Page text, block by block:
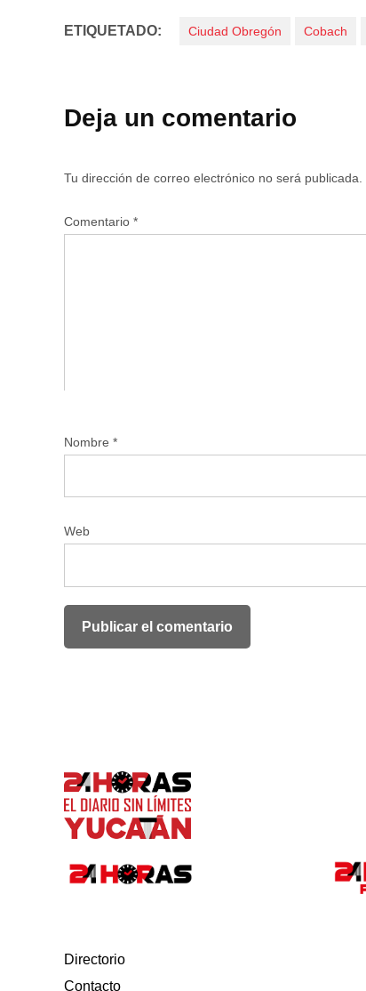
ETIQUETADO: Ciudad Obregón Cobach
Deja un comentario
Tu dirección de correo electrónico no será publicada.
Comentario *
Nombre *
Web
Directorio
Contacto